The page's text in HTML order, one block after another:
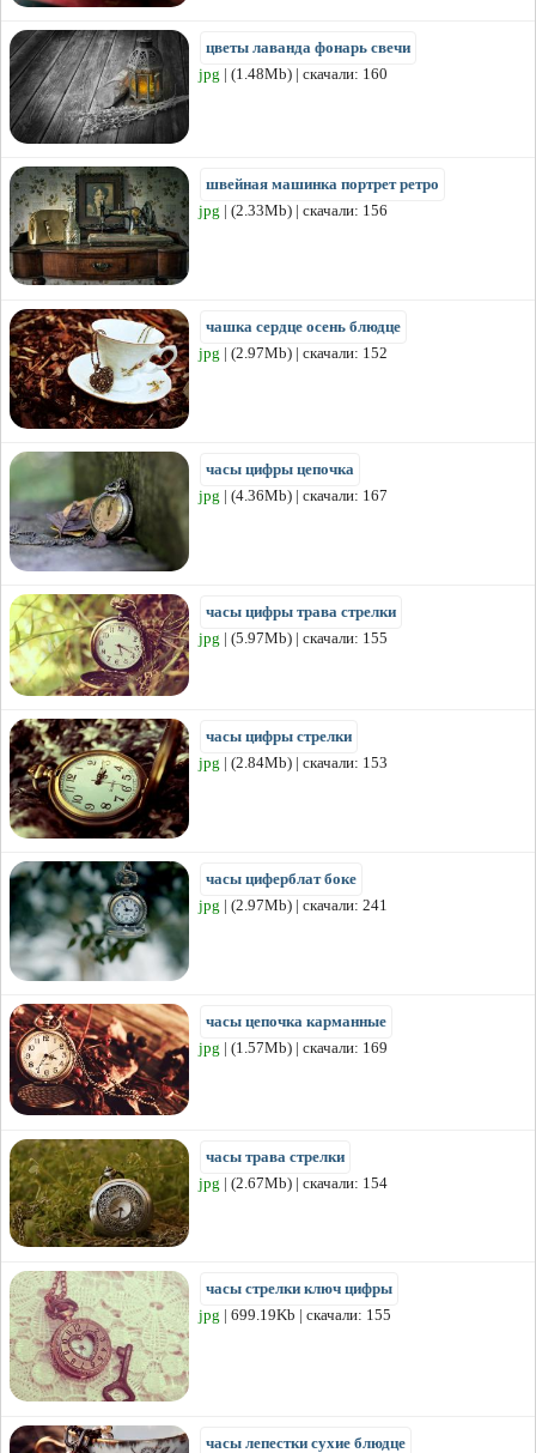
цветы лаванда фонарь свечи
jpg | (1.48Mb) | скачали: 160
швейная машинка портрет ретро
jpg | (2.33Mb) | скачали: 156
чашка сердце осень блюдце
jpg | (2.97Mb) | скачали: 152
часы цифры цепочка
jpg | (4.36Mb) | скачали: 167
часы цифры трава стрелки
jpg | (5.97Mb) | скачали: 155
часы цифры стрелки
jpg | (2.84Mb) | скачали: 153
часы циферблат боке
jpg | (2.97Mb) | скачали: 241
часы цепочка карманные
jpg | (1.57Mb) | скачали: 169
часы трава стрелки
jpg | (2.67Mb) | скачали: 154
часы стрелки ключ цифры
jpg | 699.19Kb | скачали: 155
часы лепестки сухие блюдце